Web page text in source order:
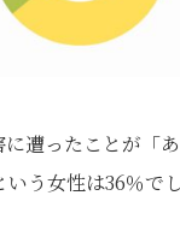
遭ったことが「
う女性は36％でし